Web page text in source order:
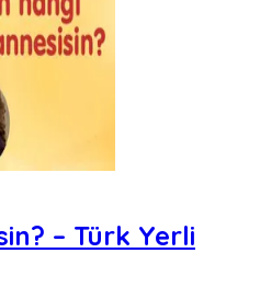
– Türk Yerli